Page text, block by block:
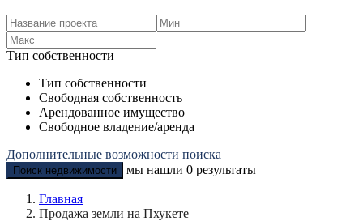
Тип собственности
Тип собственности
Свободная собственность
Арендованное имущество
Свободное владение/аренда
Дополнительные возможности поиска
Поиск недвижимости мы нашли 0 результаты
Главная
Продажа земли на Пхукете